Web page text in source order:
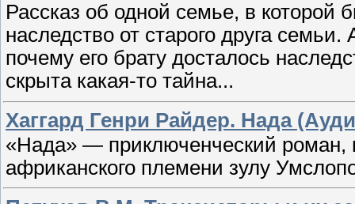
Рассказ об одной семье, в которой
наследство от старого друга
почему его брату досталось
скрыта какая-то тайна...
Хаггард Генри Райдер. Нада
«Нада» — приключенческий роман,
африканского племени зулу